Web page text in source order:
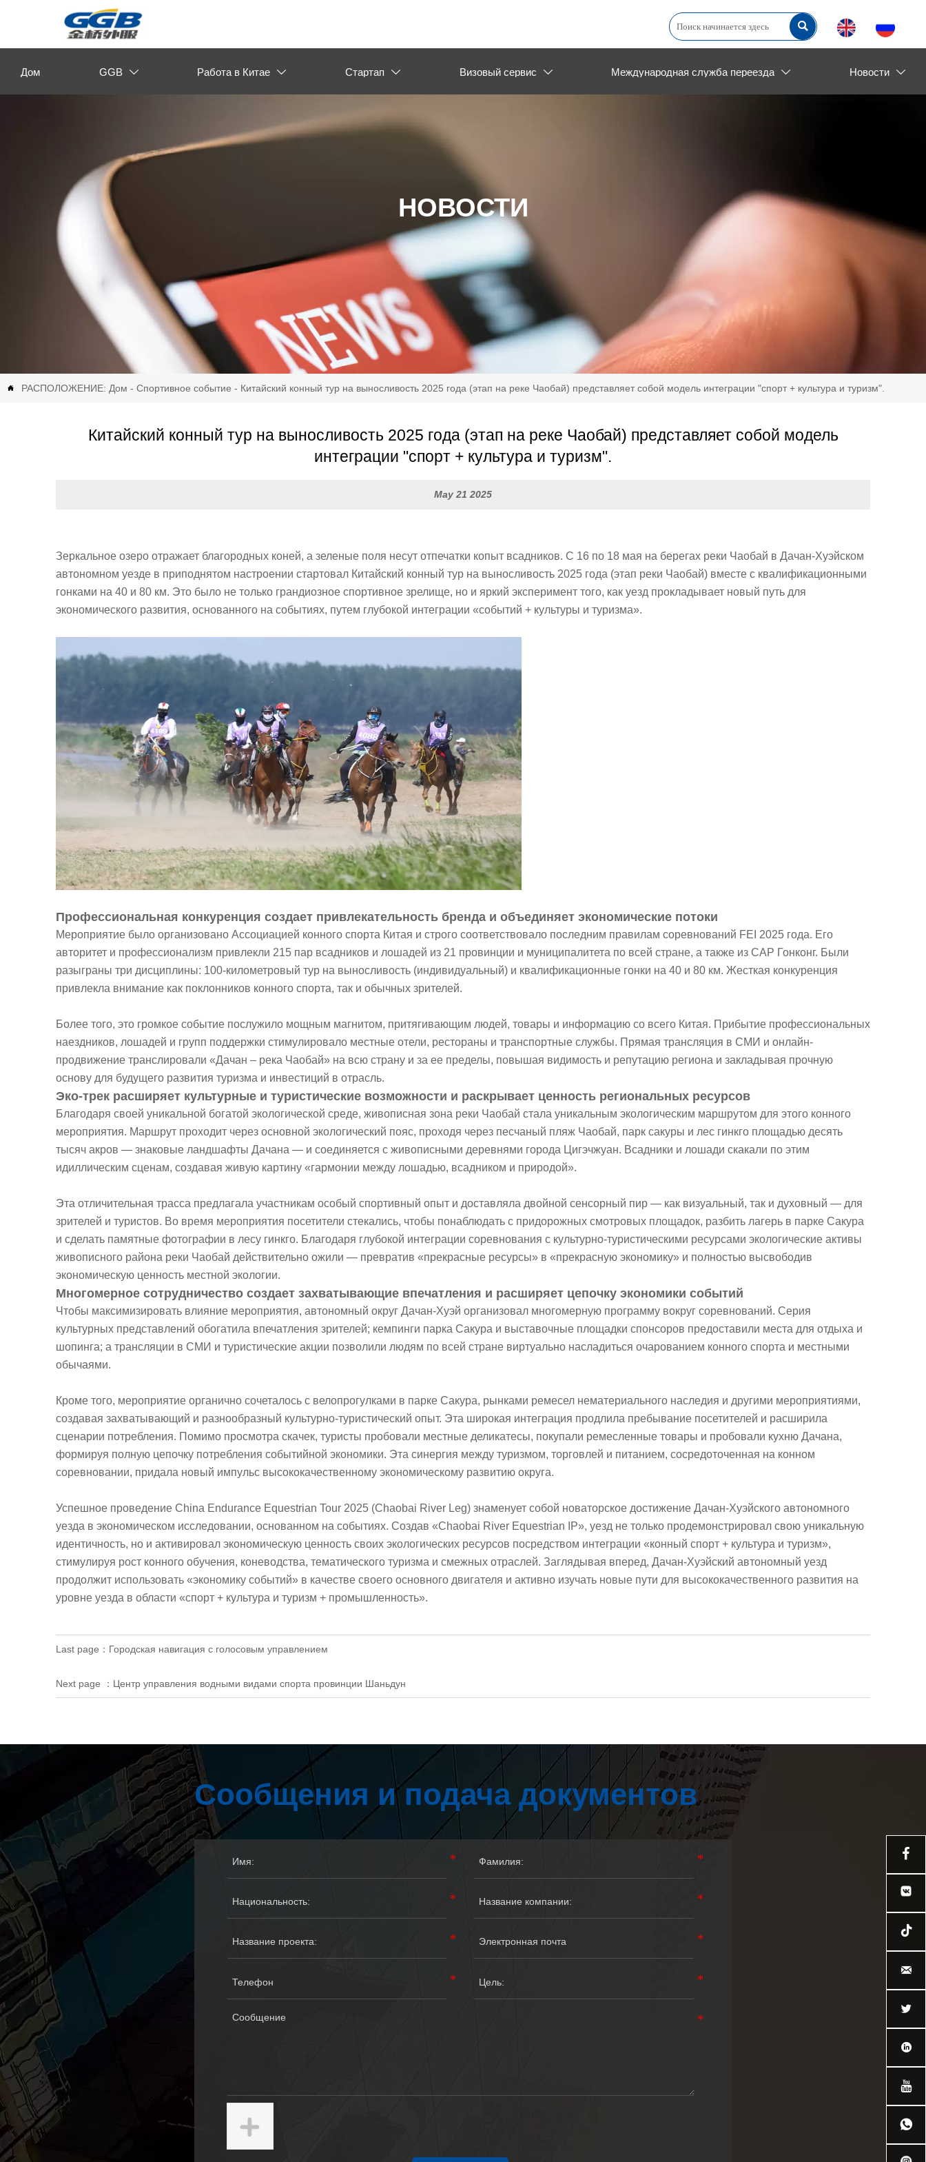

Дом GGB  Работа в Китае  Стартап  Визовый сервис  Международная служба переезда  Новости 
НОВОСТИ
 РАСПОЛОЖЕНИЕ: Дом - Спортивное событие - Китайский конный тур на выносливость 2025 года (этап на реке Чаобай) представляет собой модель интеграции "спорт + культура и туризм".
Китайский конный тур на выносливость 2025 года (этап на реке Чаобай) представляет собой модель
интеграции "спорт + культура и туризм".
May 21 2025
Зеркальное озеро отражает благородных коней, а зеленые поля несут отпечатки копыт всадников. С 16 по 18 мая на берегах реки Чаобай в Дачан-Хуэйском
автономном уезде в приподнятом настроении стартовал Китайский конный тур на выносливость 2025 года (этап реки Чаобай) вместе с квалификационными
гонками на 40 и 80 км. Это было не только грандиозное спортивное зрелище, но и яркий эксперимент того, как уезд прокладывает новый путь для
экономического развития, основанного на событиях, путем глубокой интеграции «событий + культуры и туризма».
Профессиональная конкуренция создает привлекательность бренда и объединяет экономические потоки
Мероприятие было организовано Ассоциацией конного спорта Китая и строго соответствовало последним правилам соревнований FEI 2025 года. Его
авторитет и профессионализм привлекли 215 пар всадников и лошадей из 21 провинции и муниципалитета по всей стране, а также из САР Гонконг. Были
разыграны три дисциплины: 100-километровый тур на выносливость (индивидуальный) и квалификационные гонки на 40 и 80 км. Жесткая конкуренция
привлекла внимание как поклонников конного спорта, так и обычных зрителей.
Более того, это громкое событие послужило мощным магнитом, притягивающим людей, товары и информацию со всего Китая. Прибытие профессиональных
наездников, лошадей и групп поддержки стимулировало местные отели, рестораны и транспортные службы. Прямая трансляция в СМИ и онлайн-
продвижение транслировали «Дачан – река Чаобай» на всю страну и за ее пределы, повышая видимость и репутацию региона и закладывая прочную
основу для будущего развития туризма и инвестиций в отрасль.
Эко-трек расширяет культурные и туристические возможности и раскрывает ценность региональных ресурсов
Благодаря своей уникальной богатой экологической среде, живописная зона реки Чаобай стала уникальным экологическим маршрутом для этого конного
мероприятия. Маршрут проходит через основной экологический пояс, проходя через песчаный пляж Чаобай, парк сакуры и лес гинкго площадью десять
тысяч акров — знаковые ландшафты Дачана — и соединяется с живописными деревнями города Цигэчжуан. Всадники и лошади скакали по этим
идиллическим сценам, создавая живую картину «гармонии между лошадью, всадником и природой».
Эта отличительная трасса предлагала участникам особый спортивный опыт и доставляла двойной сенсорный пир — как визуальный, так и духовный — для
зрителей и туристов. Во время мероприятия посетители стекались, чтобы понаблюдать с придорожных смотровых площадок, разбить лагерь в парке Сакура
и сделать памятные фотографии в лесу гинкго. Благодаря глубокой интеграции соревнования с культурно-туристическими ресурсами экологические активы
живописного района реки Чаобай действительно ожили — превратив «прекрасные ресурсы» в «прекрасную экономику» и полностью высвободив
экономическую ценность местной экологии.
Многомерное сотрудничество создает захватывающие впечатления и расширяет цепочку экономики событий
Чтобы максимизировать влияние мероприятия, автономный округ Дачан-Хуэй организовал многомерную программу вокруг соревнований. Серия
культурных представлений обогатила впечатления зрителей; кемпинги парка Сакура и выставочные площадки спонсоров предоставили места для отдыха и
шопинга; а трансляции в СМИ и туристические акции позволили людям по всей стране виртуально насладиться очарованием конного спорта и местными
обычаями.
Кроме того, мероприятие органично сочеталось с велопрогулками в парке Сакура, рынками ремесел нематериального наследия и другими мероприятиями,
создавая захватывающий и разнообразный культурно-туристический опыт. Эта широкая интеграция продлила пребывание посетителей и расширила
сценарии потребления. Помимо просмотра скачек, туристы пробовали местные деликатесы, покупали ремесленные товары и пробовали кухню Дачана,
формируя полную цепочку потребления событийной экономики. Эта синергия между туризмом, торговлей и питанием, сосредоточенная на конном
соревновании, придала новый импульс высококачественному экономическому развитию округа.
Успешное проведение China Endurance Equestrian Tour 2025 (Chaobai River Leg) знаменует собой новаторское достижение Дачан-Хуэйского автономного
уезда в экономическом исследовании, основанном на событиях. Создав «Chaobai River Equestrian IP», уезд не только продемонстрировал свою уникальную
идентичность, но и активировал экономическую ценность своих экологических ресурсов посредством интеграции «конный спорт + культура и туризм»,
стимулируя рост конного обучения, коневодства, тематического туризма и смежных отраслей. Заглядывая вперед, Дачан-Хуэйский автономный уезд
продолжит использовать «экономику событий» в качестве своего основного двигателя и активно изучать новые пути для высококачественного развития на
уровне уезда в области «спорт + культура и туризм + промышленность».
Last page： Городская навигация с голосовым управлением
Next page ： Центр управления водными видами спорта провинции Шаньдун
Сообщения и подача документов






